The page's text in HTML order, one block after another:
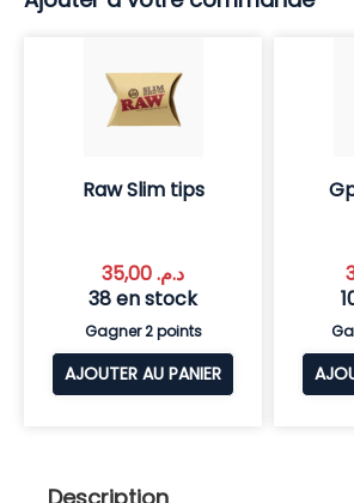
Raw Slim tips
د.م.
38 en stock
Gagner 2 points
AJOUTER AU PANIER